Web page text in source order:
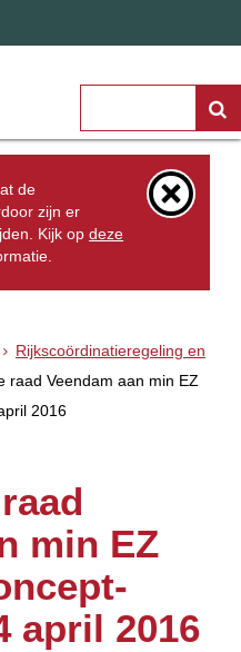
de
zijn er
Kijk opdeze
Rijkscoördinatieregeling en
raad Veendam aan min EZ
2016
min EZ
april 2016